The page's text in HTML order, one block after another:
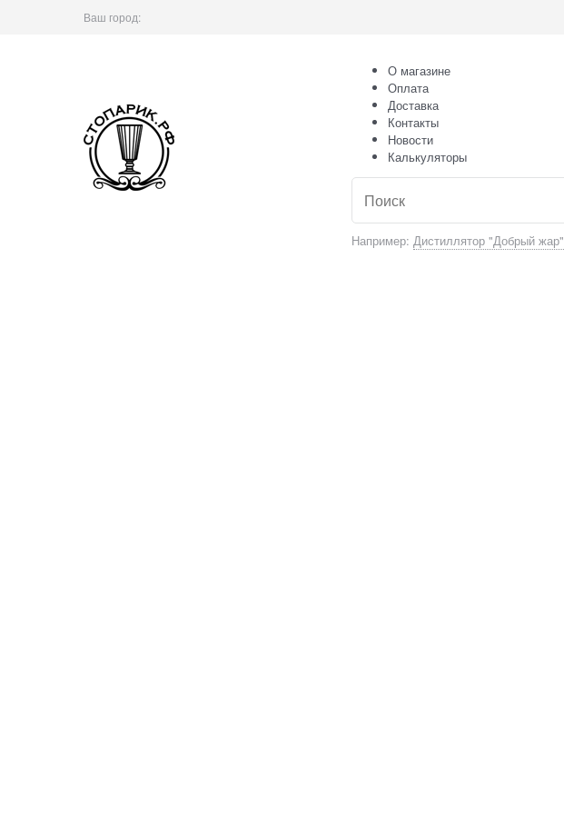
Ваш город:
О магазине
Оплата
Доставка
Контакты
Новости
Калькуляторы
Например: Дистиллятор "Добрый жар"